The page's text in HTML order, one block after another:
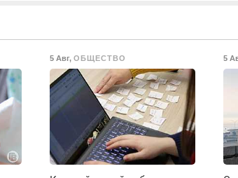
Пенсионерам –
скидки до 40%.
Мастер со стажем.
5 Авг,ОБЩЕСТВО 5